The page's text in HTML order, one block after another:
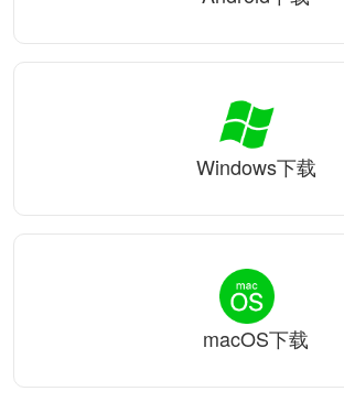
Windows下载
macOS下载